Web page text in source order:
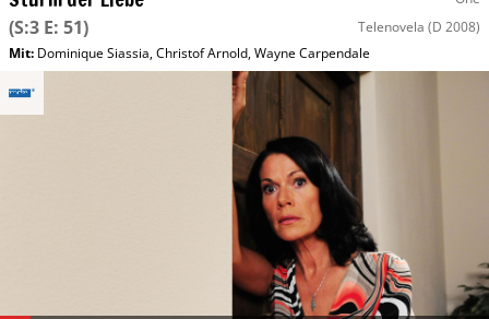
(S:3 E: 51) Telenovela (D 2008)
Mit: Dominique Siassia,Christof Arnold,Wayne Carpendale